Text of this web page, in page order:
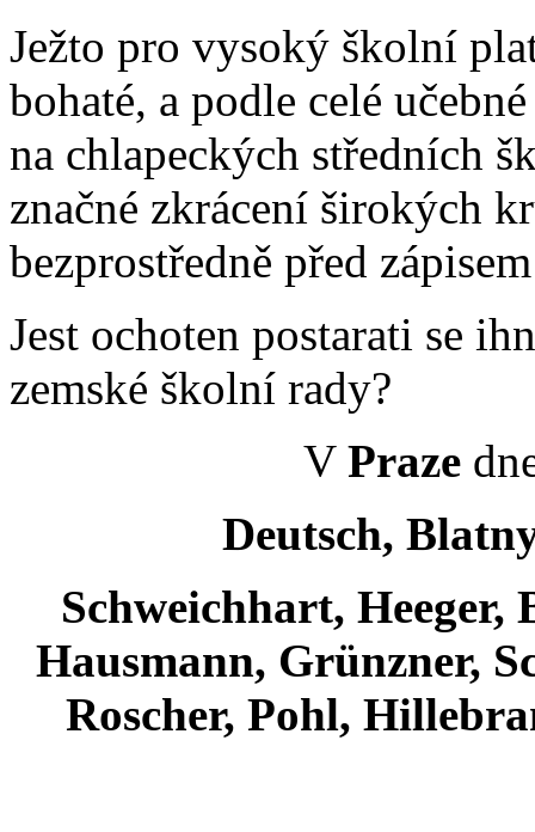
Ježto pro vysoký školní
bohaté, a podle celé
na chlapeckých středních
značné zkrácení širokých
bezprostředně před
Jest ochoten postarati se
zemské školní rady?
V Praze
Deutsch,
Schweichhart, Heeger,
Hausmann, Grünzner,
Roscher, Pohl,